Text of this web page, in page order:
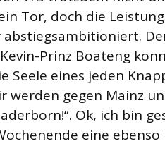
Tor, doch die
Prinz Boateng
Seele eines jeden
werden gegen Mainz
Ok, ich bin
eine